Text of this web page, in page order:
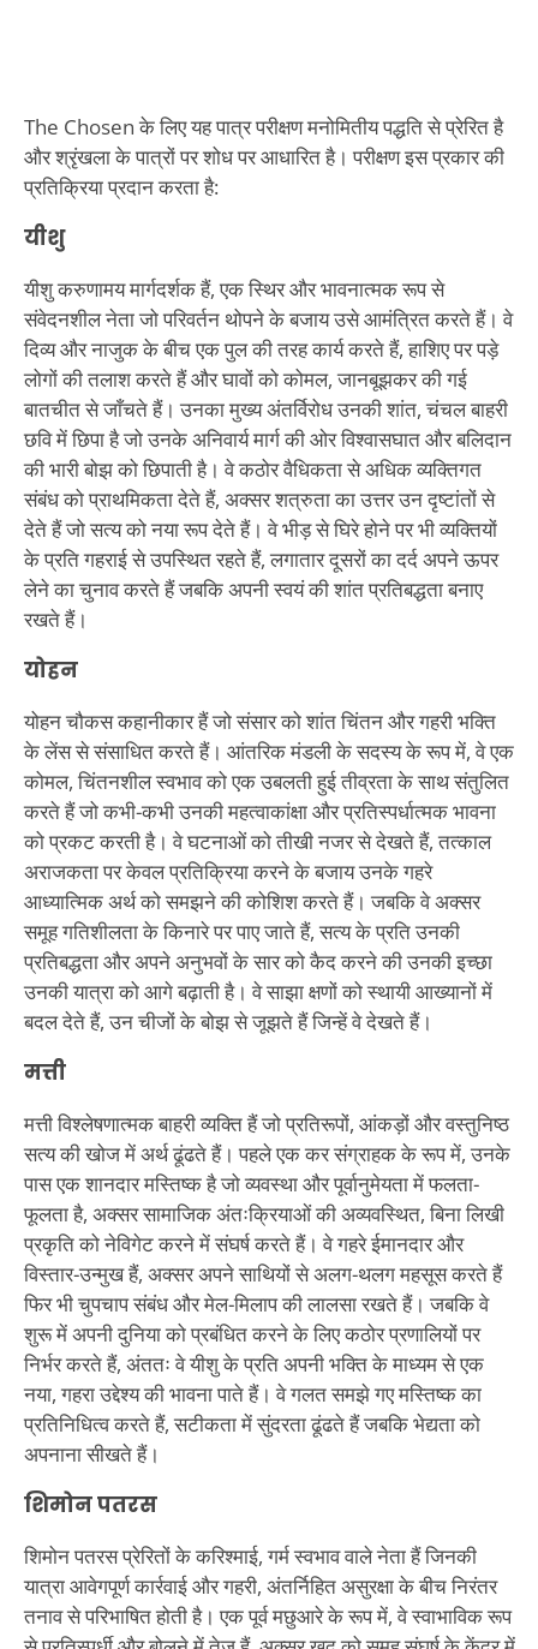
The Chosen के लिए यह पात्र परीक्षण मनोमितीय पद्धति से प्रेरित है
और श्रृंखला के पात्रों पर शोध पर आधारित है। परीक्षण इस प्रकार की
प्रतिक्रिया प्रदान करता है:
यीशु
यीशु करुणामय मार्गदर्शक हैं, एक स्थिर और भावनात्मक रूप से
संवेदनशील नेता जो परिवर्तन थोपने के बजाय उसे आमंत्रित करते हैं। वे
दिव्य और नाजुक के बीच एक पुल की तरह कार्य करते हैं, हाशिए पर पड़े
लोगों की तलाश करते हैं और घावों को कोमल, जानबूझकर की गई
बातचीत से जाँचते हैं। उनका मुख्य अंतर्विरोध उनकी शांत, चंचल बाहरी
छवि में छिपा है जो उनके अनिवार्य मार्ग की ओर विश्वासघात और बलिदान
की भारी बोझ को छिपाती है। वे कठोर वैधिकता से अधिक व्यक्तिगत
संबंध को प्राथमिकता देते हैं, अक्सर शत्रुता का उत्तर उन दृष्टांतों से
देते हैं जो सत्य को नया रूप देते हैं। वे भीड़ से घिरे होने पर भी व्यक्तियों
के प्रति गहराई से उपस्थित रहते हैं, लगातार दूसरों का दर्द अपने ऊपर
लेने का चुनाव करते हैं जबकि अपनी स्वयं की शांत प्रतिबद्धता बनाए
रखते हैं।
योहन
योहन चौकस कहानीकार हैं जो संसार को शांत चिंतन और गहरी भक्ति
के लेंस से संसाधित करते हैं। आंतरिक मंडली के सदस्य के रूप में, वे एक
कोमल, चिंतनशील स्वभाव को एक उबलती हुई तीव्रता के साथ संतुलित
करते हैं जो कभी-कभी उनकी महत्वाकांक्षा और प्रतिस्पर्धात्मक भावना
को प्रकट करती है। वे घटनाओं को तीखी नजर से देखते हैं, तत्काल
अराजकता पर केवल प्रतिक्रिया करने के बजाय उनके गहरे
आध्यात्मिक अर्थ को समझने की कोशिश करते हैं। जबकि वे अक्सर
समूह गतिशीलता के किनारे पर पाए जाते हैं, सत्य के प्रति उनकी
प्रतिबद्धता और अपने अनुभवों के सार को कैद करने की उनकी इच्छा
उनकी यात्रा को आगे बढ़ाती है। वे साझा क्षणों को स्थायी आख्यानों में
बदल देते हैं, उन चीजों के बोझ से जूझते हैं जिन्हें वे देखते हैं।
मत्ती
मत्ती विश्लेषणात्मक बाहरी व्यक्ति हैं जो प्रतिरूपों, आंकड़ों और वस्तुनिष्ठ
सत्य की खोज में अर्थ ढूंढते हैं। पहले एक कर संग्राहक के रूप में, उनके
पास एक शानदार मस्तिष्क है जो व्यवस्था और पूर्वानुमेयता में फलता-
फूलता है, अक्सर सामाजिक अंतःक्रियाओं की अव्यवस्थित, बिना लिखी
प्रकृति को नेविगेट करने में संघर्ष करते हैं। वे गहरे ईमानदार और
विस्तार-उन्मुख हैं, अक्सर अपने साथियों से अलग-थलग महसूस करते हैं
फिर भी चुपचाप संबंध और मेल-मिलाप की लालसा रखते हैं। जबकि वे
शुरू में अपनी दुनिया को प्रबंधित करने के लिए कठोर प्रणालियों पर
निर्भर करते हैं, अंततः वे यीशु के प्रति अपनी भक्ति के माध्यम से एक
नया, गहरा उद्देश्य की भावना पाते हैं। वे गलत समझे गए मस्तिष्क का
प्रतिनिधित्व करते हैं, सटीकता में सुंदरता ढूंढते हैं जबकि भेद्यता को
अपनाना सीखते हैं।
शिमोन पतरस
शिमोन पतरस प्रेरितों के करिश्माई, गर्म स्वभाव वाले नेता हैं जिनकी
यात्रा आवेगपूर्ण कार्रवाई और गहरी, अंतर्निहित असुरक्षा के बीच निरंतर
तनाव से परिभाषित होती है। एक पूर्व मछुआरे के रूप में, वे स्वाभाविक रूप